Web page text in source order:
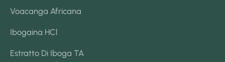
Voacanga Africana
Ibogaina HCl
Estratto Di Iboga TA